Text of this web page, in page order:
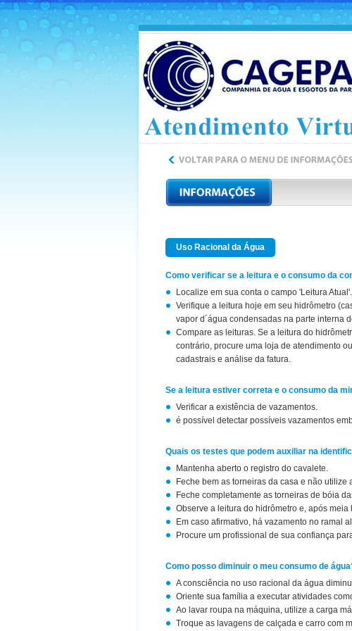
Uso Racional da Água
Como verificar se a leitura e o consumo da
Localize em sua conta o campo 'Leitura Atual'.
Verifique a leitura hoje em seu hidrômetro
vapor d´água condensadas na parte interna
Compare as leituras. Se a leitura do
contrário, procure uma loja de atendimento
cadastrais e análise da fatura.
Se a leitura estiver correta e o consumo da
Verificar a existência de vazamentos.
é possível detectar possíveis vazamentos
Quais os testes que podem auxiliar na
Mantenha aberto o registro do cavalete.
Feche bem as torneiras da casa e não utilize
Feche completamente as torneiras de bóia
Observe a leitura do hidrômetro e, após
Em caso afirmativo, há vazamento no ramal
Procure um profissional de sua confiança
Como posso diminuir o meu consumo de
A consciência no uso racional da água
Oriente sua família a executar atividades
Ao lavar roupa na máquina, utilize a carga
Troque as lavagens de calçada e carro com